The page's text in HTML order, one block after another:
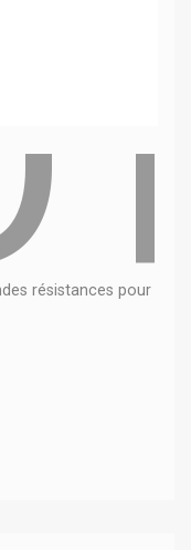
résistances pour